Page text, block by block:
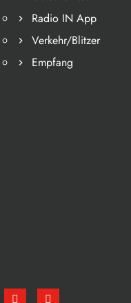
Radio IN App
Verkehr/Blitzer
Empfang